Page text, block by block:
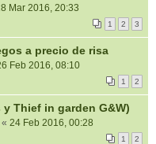
Mar 2016, 20:33
1 2 3
a precio de risa
Feb 2016, 08:10
1 2
Thief in garden G&W)
« 24 Feb 2016, 00:28
1 2